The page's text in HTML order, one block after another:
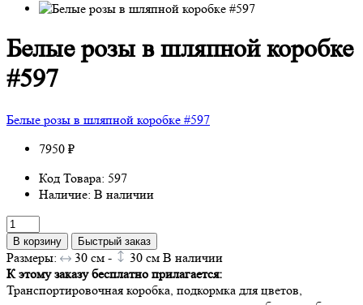
Белые розы в шляпной коробке
#597
Белые розы в шляпной коробке #597
7950 ₽
Код Товара: 597
Наличие: В наличии
В корзину Быстрый заказ
Размеры: 30 см - 30 см В наличии
К этому заказу бесплатно прилагается:
Транспортировочная коробка, подкормка для цветов,